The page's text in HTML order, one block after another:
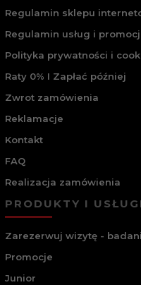
Regulamin sklepu
Regulamin usług i
Polityka prywatności i
Raty 0% I Zapłać później
Zwrot zamówienia
Reklamacje
Kontakt
FAQ
Realizacja zamówienia
PRODUKTY I
Zarezerwuj wizytę -
Promocje
Junior